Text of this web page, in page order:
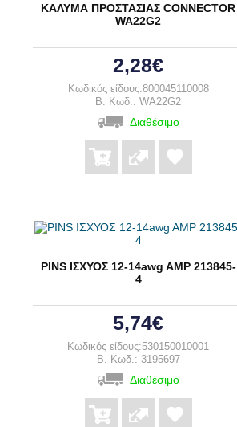
ΚΑΛΥΜΑ ΠΡΟΣΤΑΣΙΑΣ CONNECTOR
WA22G2
2,28€
Κωδικός είδους:800045110008
B. Κωδ.: WA22G2
Διαθέσιμο
PINS ΙΣΧΥΟΣ 12-14awg AMP 213845-
4
5,74€
Κωδικός είδους:530150010001
B. Κωδ.: 3195697
Διαθέσιμο